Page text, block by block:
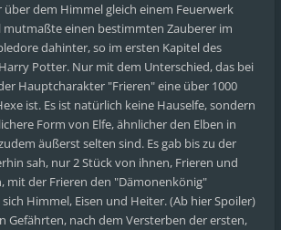
über dem Himmel gleich einem Feuerwerk
mutmaßte einen bestimmten Zauberer im
dahinter, so im ersten Kapitel des
Potter. Nur mit dem Unterschied, das bei
Hauptcharakter "Frieren" eine über 1000
ist. Es ist natürlich keine Hauselfe, sondern
Form von Elfe, ähnlicher den Elben in
äußerst selten sind. Es gab bis zu der
sah, nur 2 Stück von ihnen, Frieren und
mit der Frieren den "Dämonenkönig"
Himmel, Eisen und Heiter. (Ab hier Spoiler)
Gefährten, nach dem Versterben der ersten,